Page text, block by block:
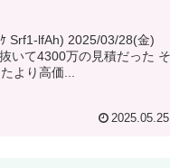
03/28(金)
より高価...
2025.05.25